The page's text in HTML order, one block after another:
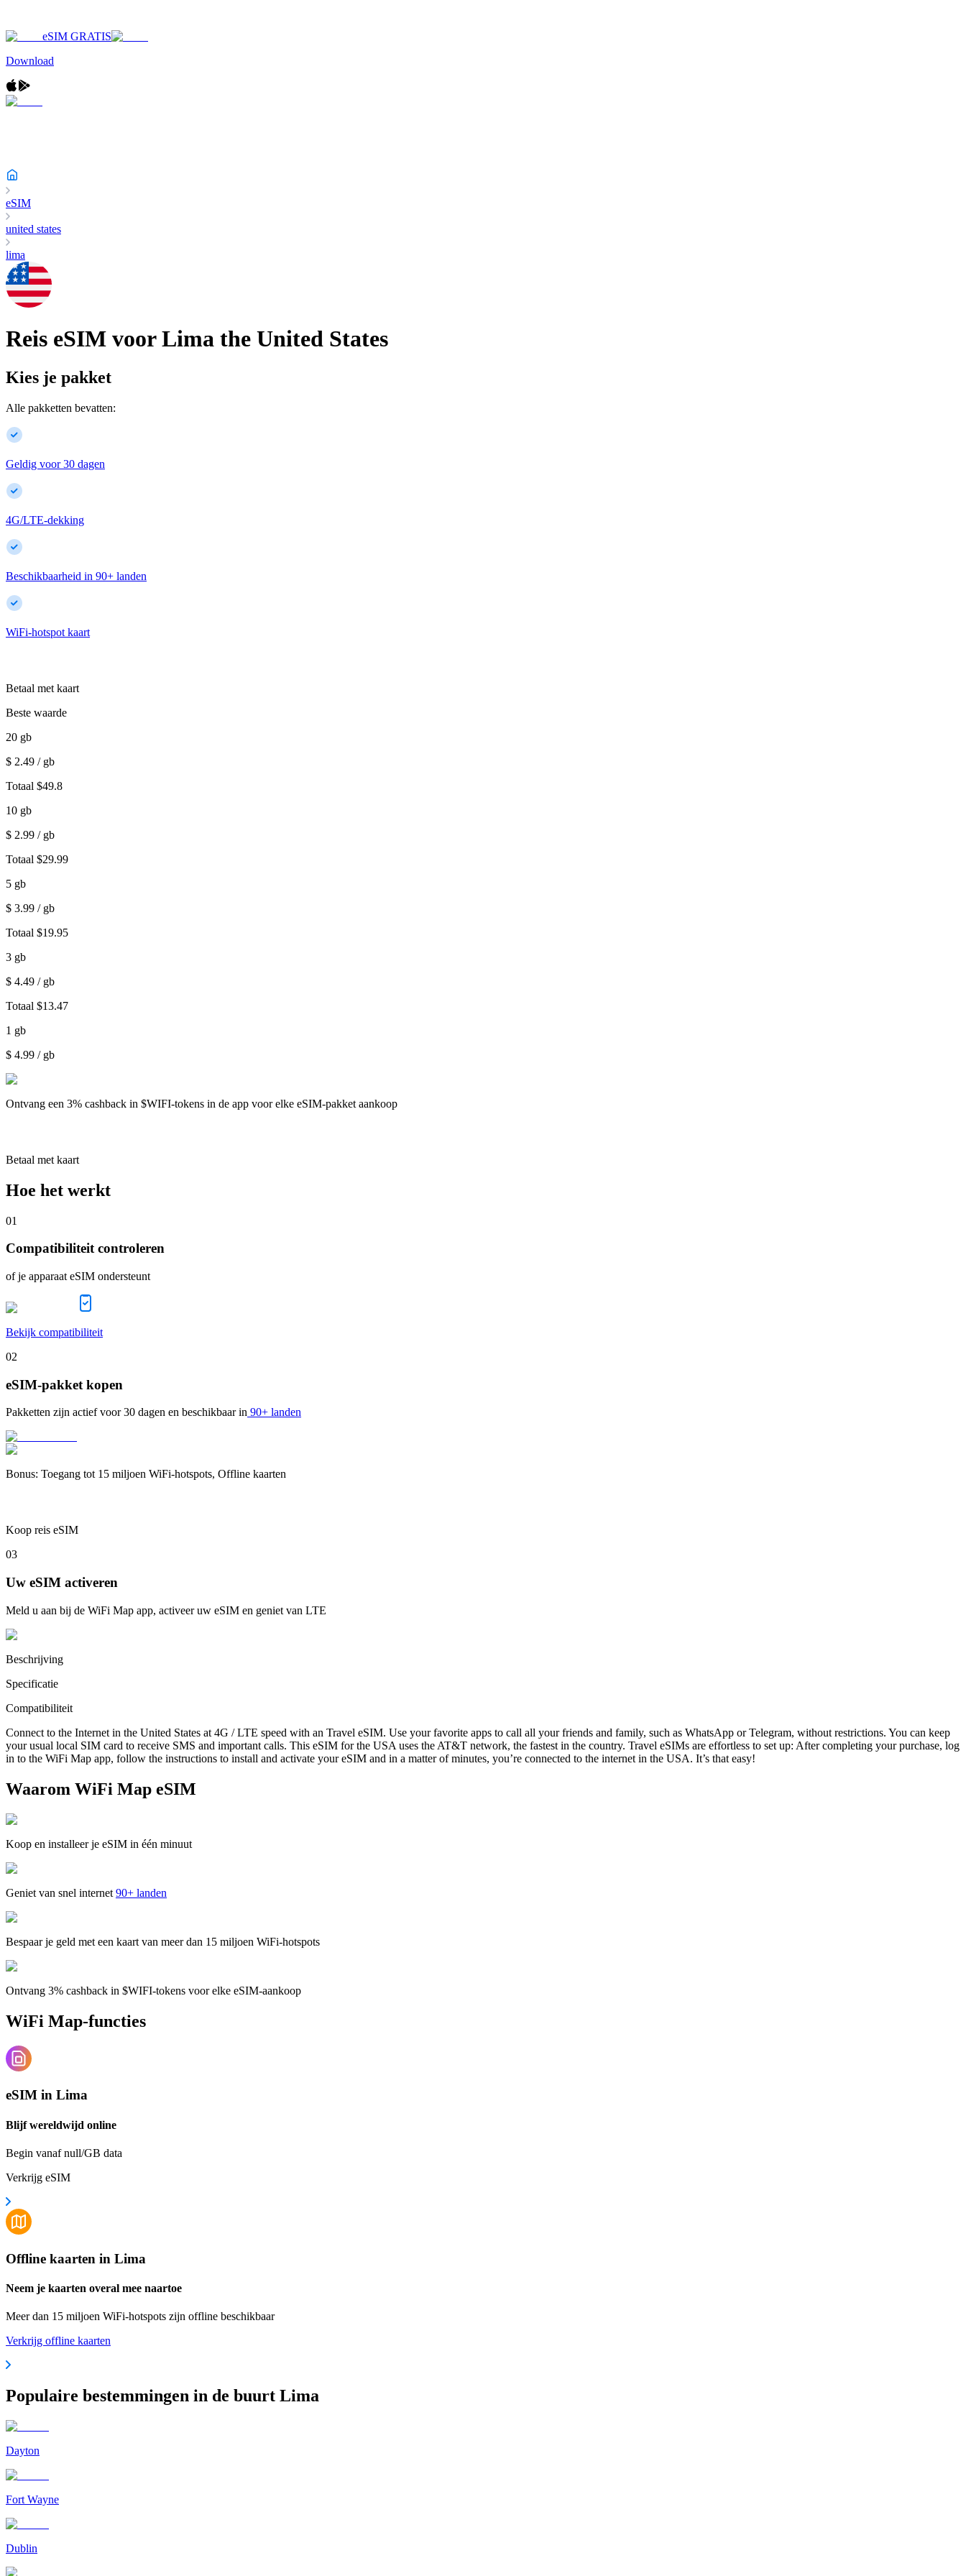
eSIM GRATIS
Download
eSIM
united states
lima
Reis eSIM voor Lima the United States
Kies je pakket
Alle pakketten bevatten:
Geldig voor 30 dagen
4G/LTE-dekking
Beschikbaarheid in 90+ landen
WiFi-hotspot kaart
Betaal met kaart
Beste waarde
20 gb
$ 2.49 / gb
Totaal $49.8
10 gb
$ 2.99 / gb
Totaal $29.99
5 gb
$ 3.99 / gb
Totaal $19.95
3 gb
$ 4.49 / gb
Totaal $13.47
1 gb
$ 4.99 / gb
Ontvang een 3% cashback in $WIFI-tokens in de app voor elke eSIM-pakket aankoop
Betaal met kaart
Hoe het werkt
01
Compatibiliteit controleren
of je apparaat eSIM ondersteunt
Bekijk compatibiliteit
02
eSIM-pakket kopen
Pakketten zijn actief voor 30 dagen en beschikbaar in 90+ landen
Bonus: Toegang tot 15 miljoen WiFi-hotspots, Offline kaarten
Koop reis eSIM
03
Uw eSIM activeren
Meld u aan bij de WiFi Map app, activeer uw eSIM en geniet van LTE
Beschrijving
Specificatie
Compatibiliteit
Connect to the Internet in the United States at 4G / LTE speed with an Travel eSIM. Use your favorite apps to call all your friends and family, such as WhatsApp or Telegram, without restrictions. You can keep
your usual local SIM card to receive SMS and important calls. This eSIM for the USA uses the AT&T network, the fastest in the country. Travel eSIMs are effortless to set up: After completing your purchase, log
in to the WiFi Map app, follow the instructions to install and activate your eSIM and in a matter of minutes, you’re connected to the internet in the USA. It’s that easy!
Waarom WiFi Map eSIM
Koop en installeer je eSIM in één minuut
Geniet van snel internet 90+ landen
Bespaar je geld met een kaart van meer dan 15 miljoen WiFi-hotspots
Ontvang 3% cashback in $WIFI-tokens voor elke eSIM-aankoop
WiFi Map-functies
eSIM in Lima
Blijf wereldwijd online
Begin vanaf null/GB data
Verkrijg eSIM
Offline kaarten in Lima
Neem je kaarten overal mee naartoe
Meer dan 15 miljoen WiFi-hotspots zijn offline beschikbaar
Verkrijg offline kaarten
Populaire bestemmingen in de buurt Lima
Dayton
Fort Wayne
Dublin